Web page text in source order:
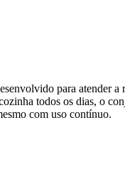
para atender a
todos os dias, o
com uso contínuo.